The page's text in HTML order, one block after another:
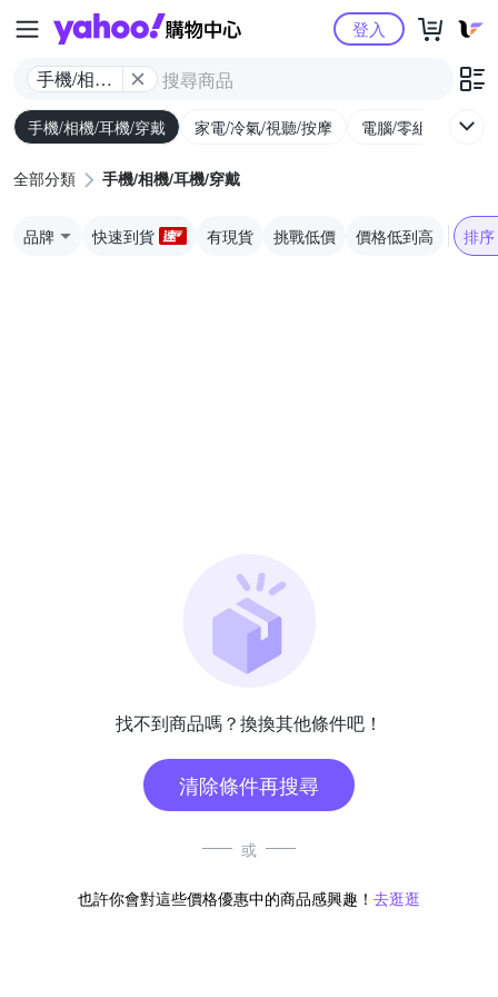
Yahoo購物中心
手機/相機/
耳機/穿戴
登入
手機/相機/耳機/穿戴 家電/冷氣/視聽/按摩 電腦/零組件/週邊/
全部分類 手機/相機/耳機/穿戴
品牌 快速到貨 有現貨 挑戰低價 價格低到高 排序
找不到商品嗎？換換其他條件吧！
清除條件再搜尋
或
也許你會對這些價格優惠中的商品感興趣！ 去逛逛